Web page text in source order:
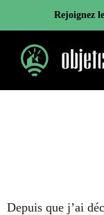
contenu
Rejoignez
Depuis que j’ai